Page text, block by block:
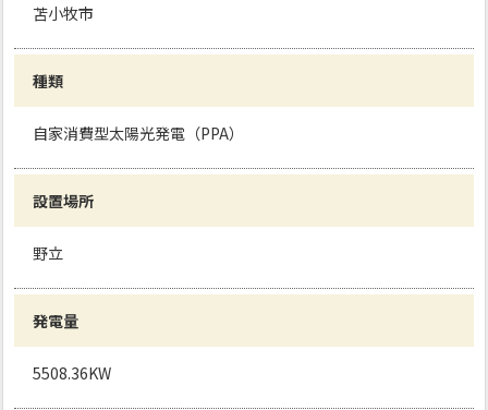
苫小牧市
種類
自家消費型太陽光発電（PPA）
設置場所
野立
発電量
5508.36KW